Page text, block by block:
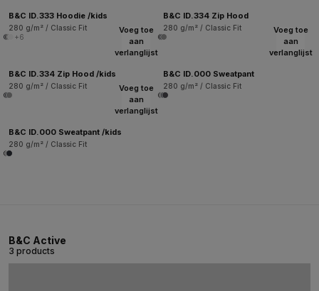
B&C ID.333 Hoodie /kids
280 g/m² / Classic Fit
+6
B&C ID.334 Zip Hood
280 g/m² / Classic Fit
Voeg toe
aan
verlanglijst
B&C ID.334 Zip Hood /kids
280 g/m² / Classic Fit
Voeg toe
aan
verlanglijst
B&C ID.000 Sweatpant
280 g/m² / Classic Fit
Voeg toe
aan
verlanglijst
B&C ID.000 Sweatpant /kids
280 g/m² / Classic Fit
B&C Active
3 products